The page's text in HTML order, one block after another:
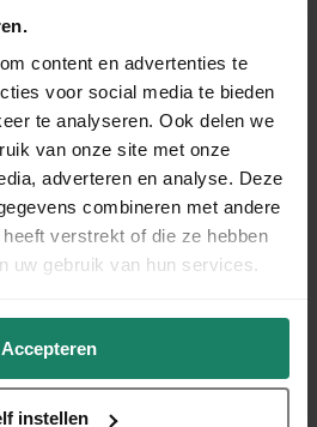
content en advertenties te
voor social media te bieden
te analyseren. Ook delen we
van onze site met onze
adverteren en analyse. Deze
combineren met andere
verstrekt of die ze hebben
uw gebruik van hun services.
Accepteren
instellen